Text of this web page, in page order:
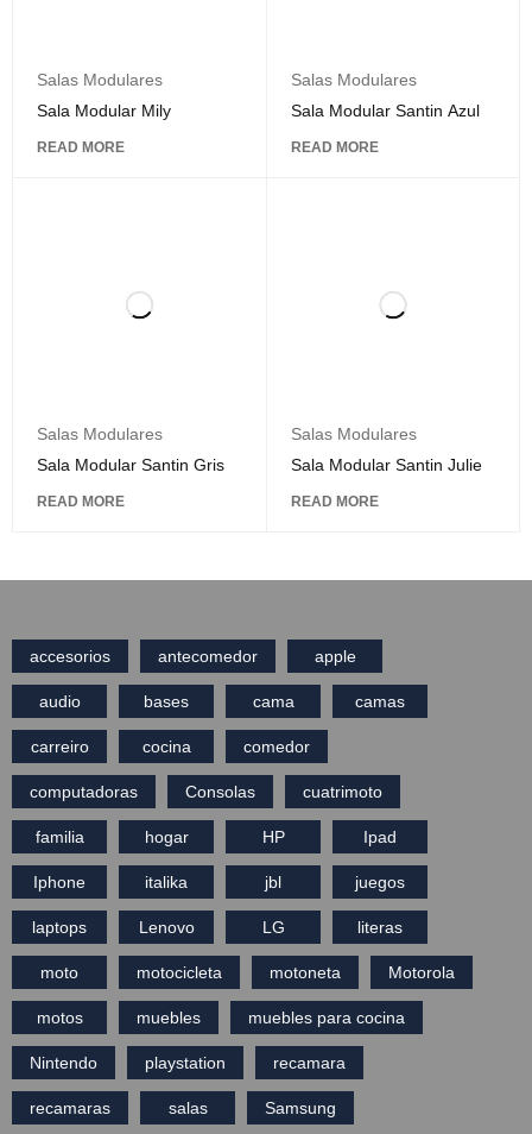
Salas Modulares
Sala Modular Mily
READ MORE
Salas Modulares
Sala Modular Santin Azul
READ MORE
Salas Modulares
Sala Modular Santin Gris
READ MORE
Salas Modulares
Sala Modular Santin Julie
READ MORE
accesorios antecomedor apple
audio bases cama camas
carreiro cocina comedor
computadoras Consolas cuatrimoto
familia hogar HP Ipad
Iphone italika jbl juegos
laptops Lenovo LG literas
moto motocicleta motoneta Motorola
motos muebles muebles para cocina
Nintendo playstation recamara
recamaras salas Samsung